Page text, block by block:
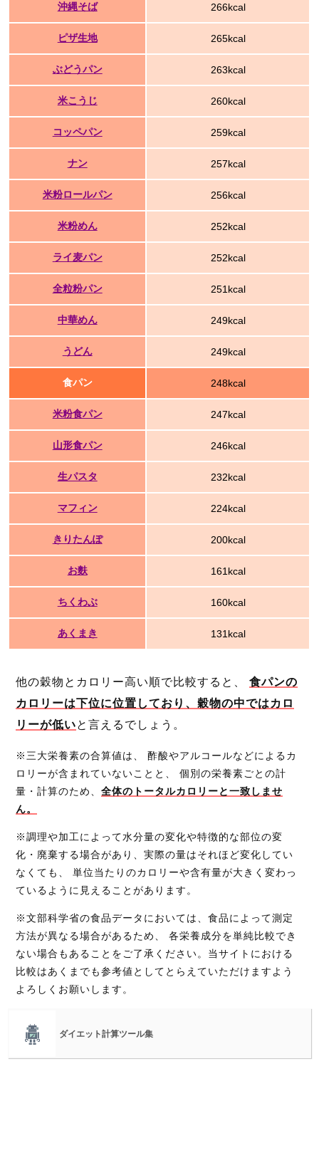
沖縄そば 266kcal
ピザ生地 265kcal
ぶどうパン 263kcal
米こうじ 260kcal
コッペパン 259kcal
ナン 257kcal
米粉ロールパン 256kcal
米粉めん 252kcal
ライ麦パン 252kcal
全粒粉パン 251kcal
中華めん 249kcal
うどん 249kcal
食パン 248kcal
米粉食パン 247kcal
山形食パン 246kcal
生パスタ 232kcal
マフィン 224kcal
きりたんぽ 200kcal
お麩 161kcal
ちくわぶ 160kcal
あくまき 131kcal
他の穀物とカロリー高い順で比較すると、 食パンの
カロリーは下位に位置しており、穀物の中ではカロ
リーが低いと言えるでしょう。
※三大栄養素の合算値は、 酢酸やアルコールなどによるカ
ロリーが含まれていないことと、 個別の栄養素ごとの計
量・計算のため、 全体のトータルカロリーと一致しませ
ん。
※調理や加工によって水分量の変化や特徴的な部位の変
化・廃棄する場合があり、実際の量はそれほど変化してい
なくても、 単位当たりのカロリーや含有量が大きく変わっ
ているように見えることがあります。
※文部科学省の食品データにおいては、食品によって測定
方法が異なる場合があるため、 各栄養成分を単純比較でき
ない場合もあることをご了承ください。当サイトにおける
比較はあくまでも参考値としてとらえていただけますよう
よろしくお願いします。
ダイエット計算ツール集